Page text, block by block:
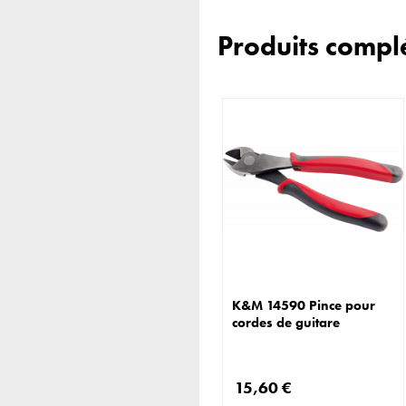
Produits
K&M 14590 Pince pour
cordes de guitare
15,60 €